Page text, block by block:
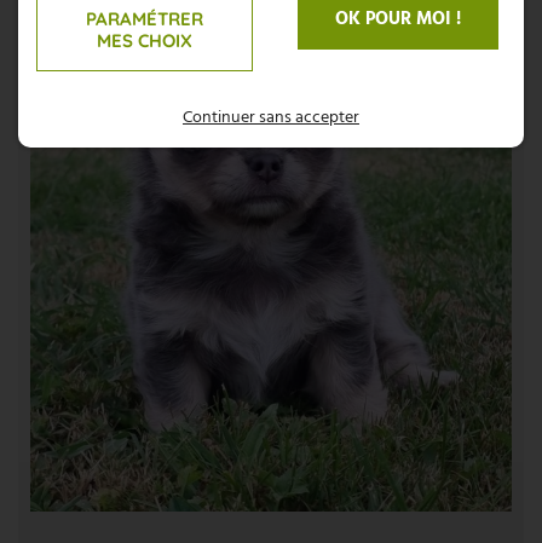
PARAMÉTRER
MES CHOIX
OK POUR MOI !
Continuer sans accepter